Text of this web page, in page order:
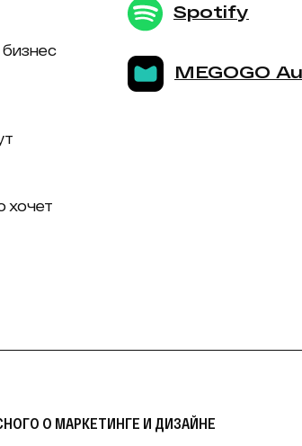
хочет
Spotify
MEGOGO
О МАРКЕТИНГЕ И ДИЗАЙНЕ